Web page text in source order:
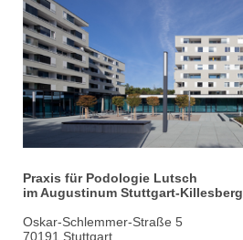
Praxis für Podologie Lutsch
im Augustinum Stuttgart-Killesberg
Oskar-Schlemmer-Straße 5
70191 Stuttgart